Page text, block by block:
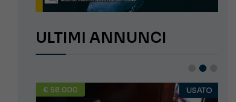
ULTIMI ANNUNCI
€ 58.000 USATO